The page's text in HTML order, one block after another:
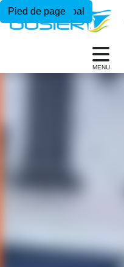
Menu principal
Contenu principal
Pied de page
MENU